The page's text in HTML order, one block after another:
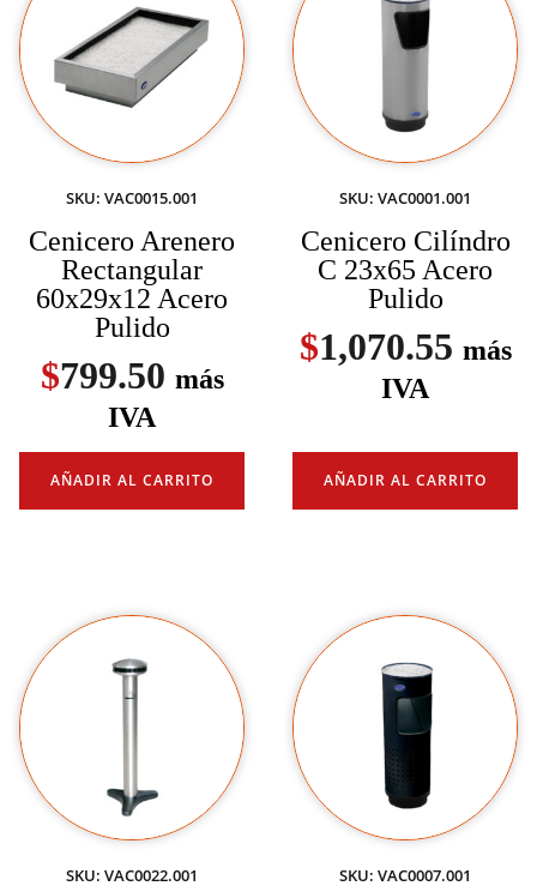
SKU: VAC0015.001
Cenicero Arenero
Rectangular
60x29x12 Acero
Pulido
$799.50 más
IVA
AÑADIR AL CARRITO
SKU: VAC0001.001
Cenicero Cilíndro
C 23x65 Acero
Pulido
$1,070.55 más
IVA
AÑADIR AL CARRITO
SKU: VAC0022.001 SKU: VAC0007.001